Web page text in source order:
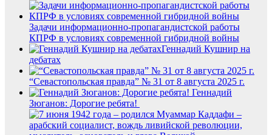
Задачи информационно-пропагандистской работы
КПРФ в условиях современной гибридной войны
Геннадий Кушнир на
дебатах
“Севастопольская правда” № 31 от 8 августа 2025 г.
Геннадий
Зюганов: Дорогие ребята!